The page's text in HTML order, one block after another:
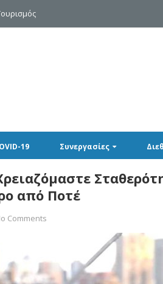
19 Συνεργασίες
από Ποτέ
Comments